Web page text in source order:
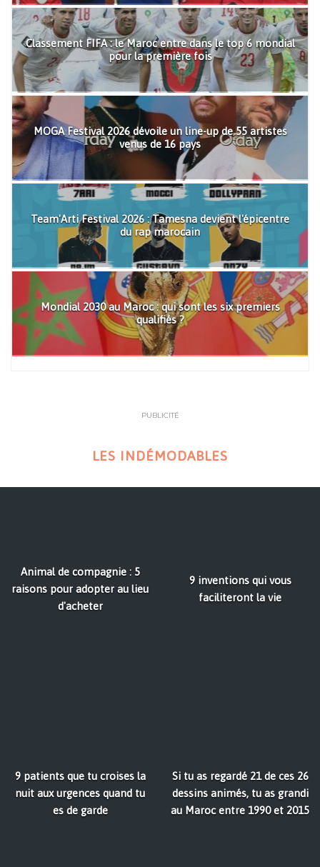
Classement FIFA : le Maroc entre dans le top 6 mondial
pour la première fois
MOGA Festival 2026 dévoile un line-up de 55 artistes
venus de 16 pays
Team'Arti Festival 2026 : Tamesna devient l'épicentre
du rap marocain
Mondial 2030 au Maroc : qui sont les six premiers
qualifiés ?
PUBLICITÉ
LES INDÉMODABLES
Animal de compagnie : 5
raisons pour adopter au lieu
d'acheter
9 inventions qui vous
faciliteront la vie
9 patients que tu croises la
nuit aux urgences quand tu
es de garde
Si tu as regardé 21 de ces 26
dessins animés, tu as grandi
au Maroc entre 1990 et 2015